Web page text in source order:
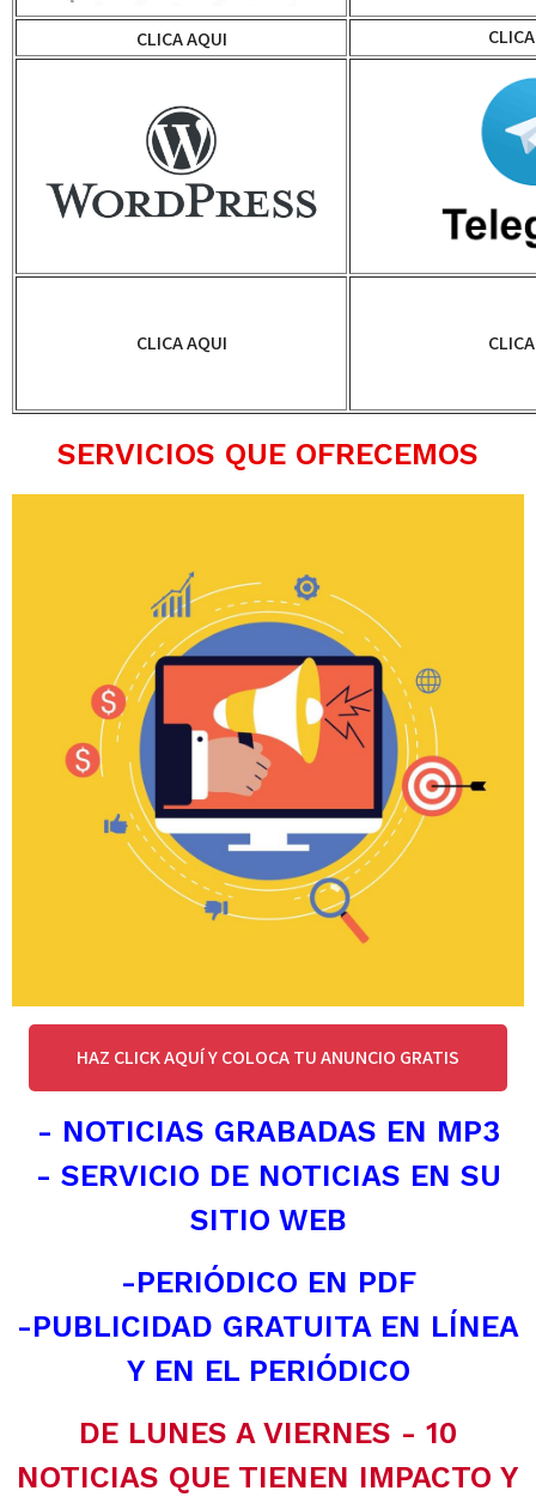
CLICA AQUI
CLICA AQUI
SERVICIOS QUE OFRECEMOS
HAZ CLICK AQUÍ Y COLOCA TU ANUNCIO GRATIS
- NOTICIAS GRABADAS EN MP3
- SERVICIO DE NOTICIAS EN SU
SITIO WEB
-PERIÓDICO EN PDF
-PUBLICIDAD GRATUITA EN LÍNEA
Y EN EL PERIÓDICO
DE LUNES A VIERNES - 10
NOTICIAS QUE TIENEN IMPACTO Y